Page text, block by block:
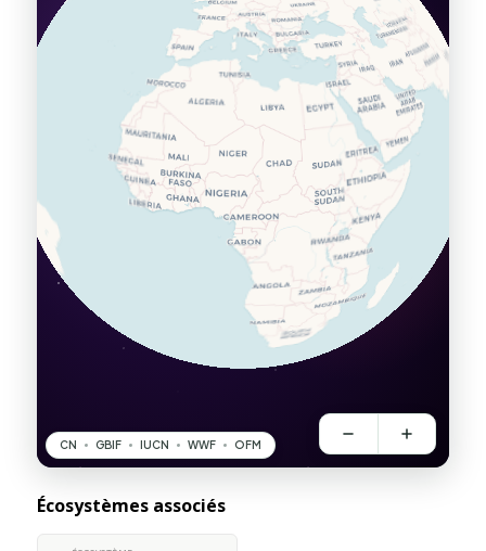
Écosystèmes associés